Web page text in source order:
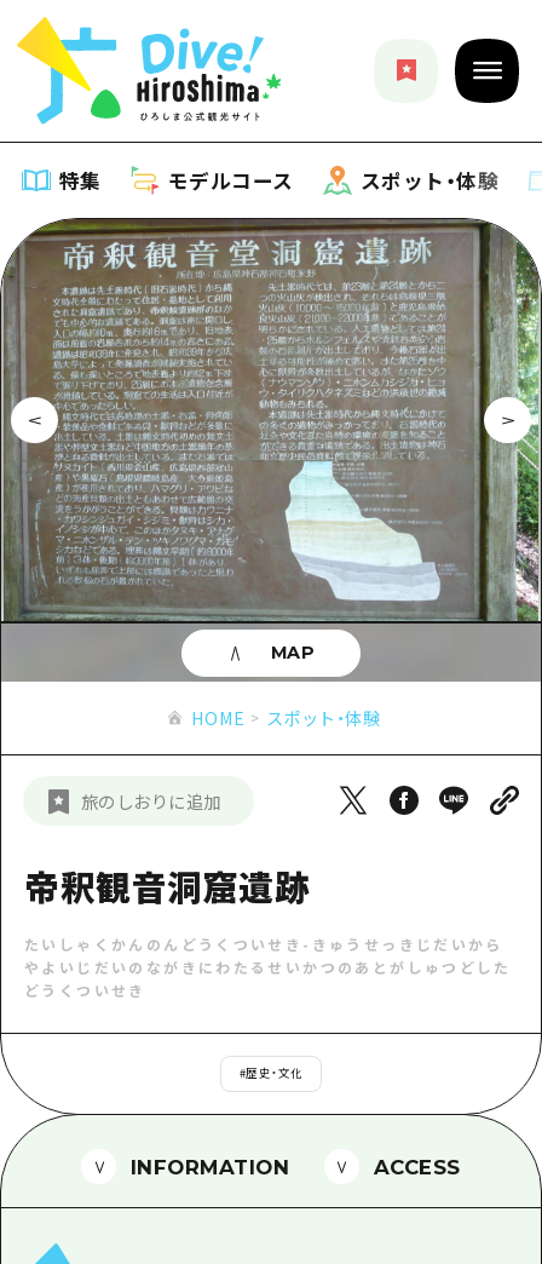
特集 モデルコース スポット・体験
特集
特集一覧
おすすめ
アート
イベント・祭り
グルメ・酒
サイクリング
ショッピング
スポーツ
ナイトライフ
定番
癒し
モデルコース
モデルコース一覧
Dive! Hiroshima 公式ガイド
広島もしもトラベル
あたらしい非日常
広島市周辺
安芸
備北
芸北
山口県東部
弾丸
半日
1泊2日
スポット・体験
スポット・体験一覧
広島市周辺
安芸
備後
備北
芸北
山口県東部
愛媛県
島根県
イベント
旬情報
お役立ち情報
お役立ち情報一覧
アクセス
お得な周遊チケット
広島おもてなしパス
HIROSHIMA FREE Wi-Fi
観光案内所
広島県を訪れる外国人旅行者向け情報一
ボランティアガイド
新着情報
事業者・学校関係者の皆さま
HOME スポット・体験
旅のしおりに追加
帝釈観音洞窟遺跡
たいしゃくかんのんどうくついせき - きゅうせっきじだいから
やよいじだいのながきにわたるせいかつのあとがしゅつどした
どうくついせき
#歴史・文化
MAP
INFORMATION ACCESS